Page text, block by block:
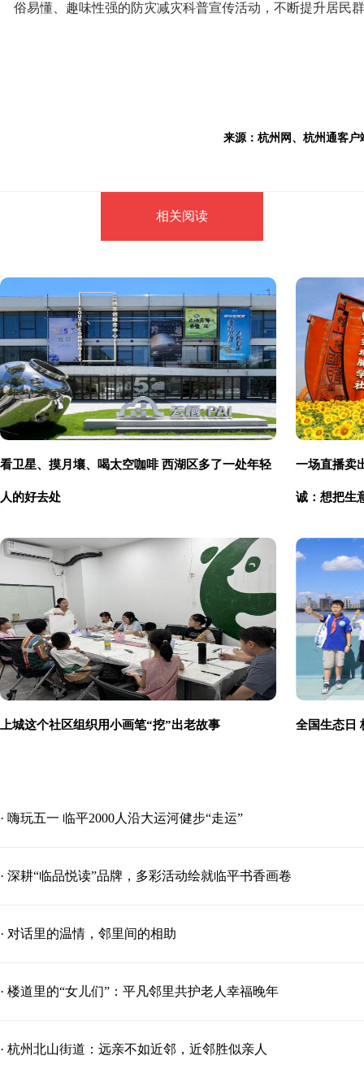
俗易懂、趣味性强的防灾减灾科普宣传活动，不断提升居民
来源：杭州网、杭州通客
相关阅读
看卫星、摸月壤、喝太空咖啡 西湖区多了一处年轻
人的好去处
一场直播卖
诚：想把生
上城这个社区组织用小画笔“挖”出老故事 全国生态日
· 嗨玩五一 临平2000人沿大运河健步“走运”
· 深耕“临品悦读”品牌，多彩活动绘就临平书香画卷
· 对话里的温情，邻里间的相助
· 楼道里的“女儿们”：平凡邻里共护老人幸福晚年
· 杭州北山街道：远亲不如近邻，近邻胜似亲人